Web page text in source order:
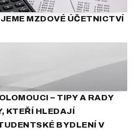
MZDOVÉ ÚČETNICTVÍ
– TIPY A RADY
KTEŘÍ HLEDAJÍ
BYDLENÍ V